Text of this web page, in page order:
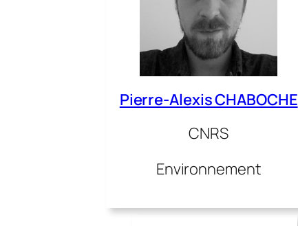
Pierre-Alexis CHABOCHE
CNRS
Environnement